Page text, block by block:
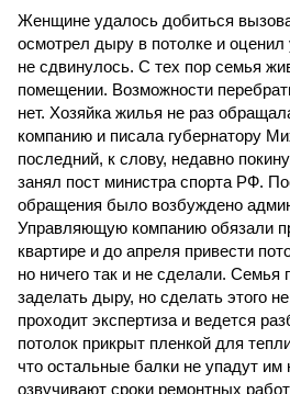
Женщине удалось добиться
осмотрел дыру в потолке и
не сдвинулось. С тех пор семья
помещении. Возможности
нет. Хозяйка жилья не раз
компанию и писала губернатору
последний, к слову, недавно
занял пост министра спорта РФ.
обращения было возбуждено
Управляющую компанию обязали
квартире и до апреля привести
но ничего так и не сделали. Семья
заделать дыру, но сделать этого
проходит экспертиза и ведется
потолок прикрыт пленкой для
что остальные балки не упадут им
озвучивают сроки ремонтных